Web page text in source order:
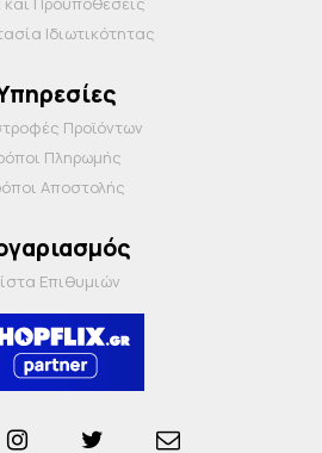
Ιδιωτικότητας
Προϊόντων
Πληρωμής
Αποστολής
Επιθυμιών